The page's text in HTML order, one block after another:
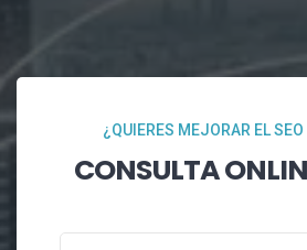
¿QUIERES MEJORAR EL SEO
CONSULTA